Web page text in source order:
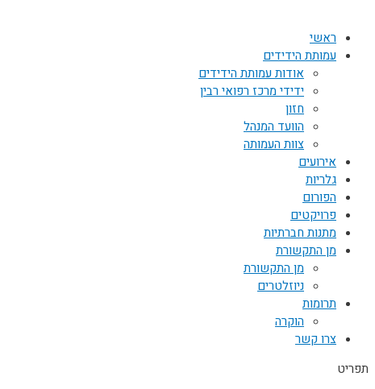
ראשי
עמותת הידידים
אודות עמותת הידידים
ידידי מרכז רפואי רבין
חזון
הוועד המנהל
צוות העמותה
אירועים
גלריות
הפורום
פרויקטים
מתנות חברתיות
מן התקשורת
מן התקשורת
ניוזלטרים
תרומות
הוקרה
צרו קשר
תפריט